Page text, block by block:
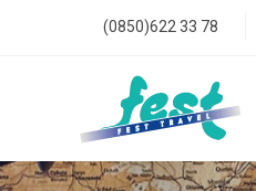
(0850)622 33 78